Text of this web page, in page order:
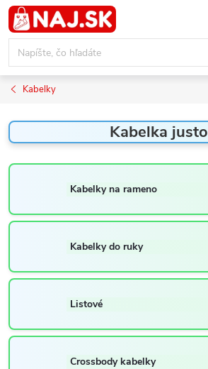
Prejsť
na
obsah
Kabelky
Kabelka justo
Kabelky na rameno
Kabelky do ruky
Listové
Crossbody kabelky